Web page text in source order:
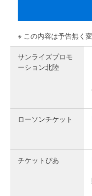
※ この内容は予告無く
サンライズプロモ
ーション北陸
ローソンチケット
チケットぴあ